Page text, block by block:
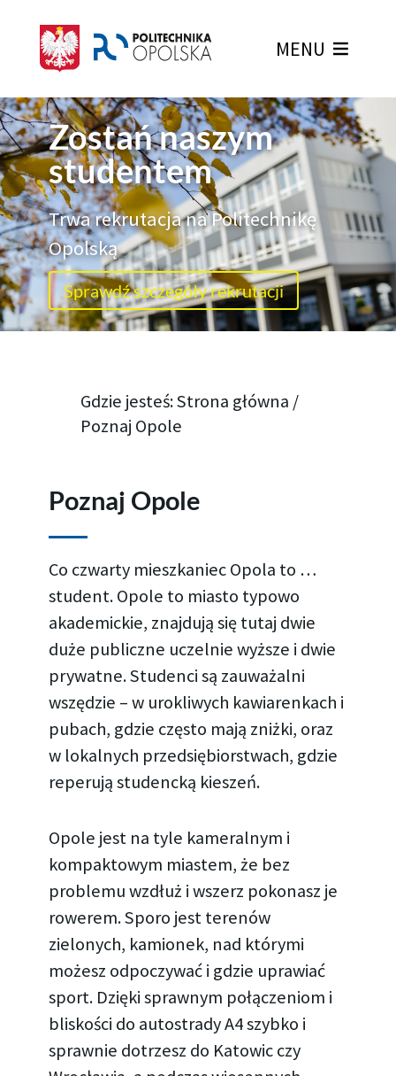
MENU
Zostań naszym
studentem
Trwa rekrutacja na Politechnikę
Opolską
Sprawdź szczegóły rekrutacji
Gdzie jesteś:Strona główna /
Poznaj Opole
Poznaj Opole
Co czwarty mieszkaniec Opola to …
student. Opole to miasto typowo
akademickie, znajdują się tutaj dwie
duże publiczne uczelnie wyższe i dwie
prywatne. Studenci są zauważalni
wszędzie – w urokliwych kawiarenkach i
pubach, gdzie często mają zniżki, oraz
w lokalnych przedsiębiorstwach, gdzie
reperują studencką kieszeń.
Opole jest na tyle kameralnym i
kompaktowym miastem, że bez
problemu wzdłuż i wszerz pokonasz je
rowerem. Sporo jest terenów
zielonych, kamionek, nad którymi
możesz odpoczywać i gdzie uprawiać
sport. Dzięki sprawnym połączeniom i
bliskości do autostrady A4 szybko i
sprawnie dotrzesz do Katowic czy